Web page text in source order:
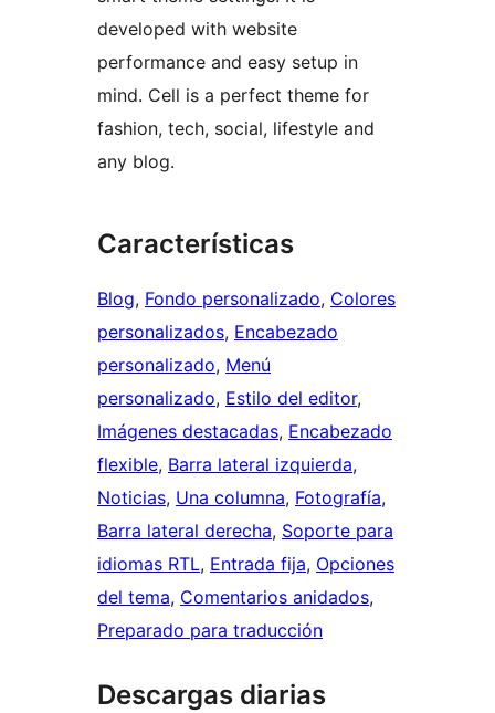
developed with website
performance and easy setup in
mind. Cell is a perfect theme for
fashion, tech, social, lifestyle and
any blog.
Características
Blog, Fondo personalizado, Colores
personalizados, Encabezado
personalizado, Menú
personalizado, Estilo del editor
Imágenes destacadas, Encabezado
flexible, Barra lateral izquierda
Noticias, Una columna, Fotografía
Barra lateral derecha, Soporte para
idiomas RTL, Entrada fija, Opciones
del tema, Comentarios anidados
Preparado para traducción
Descargas diarias